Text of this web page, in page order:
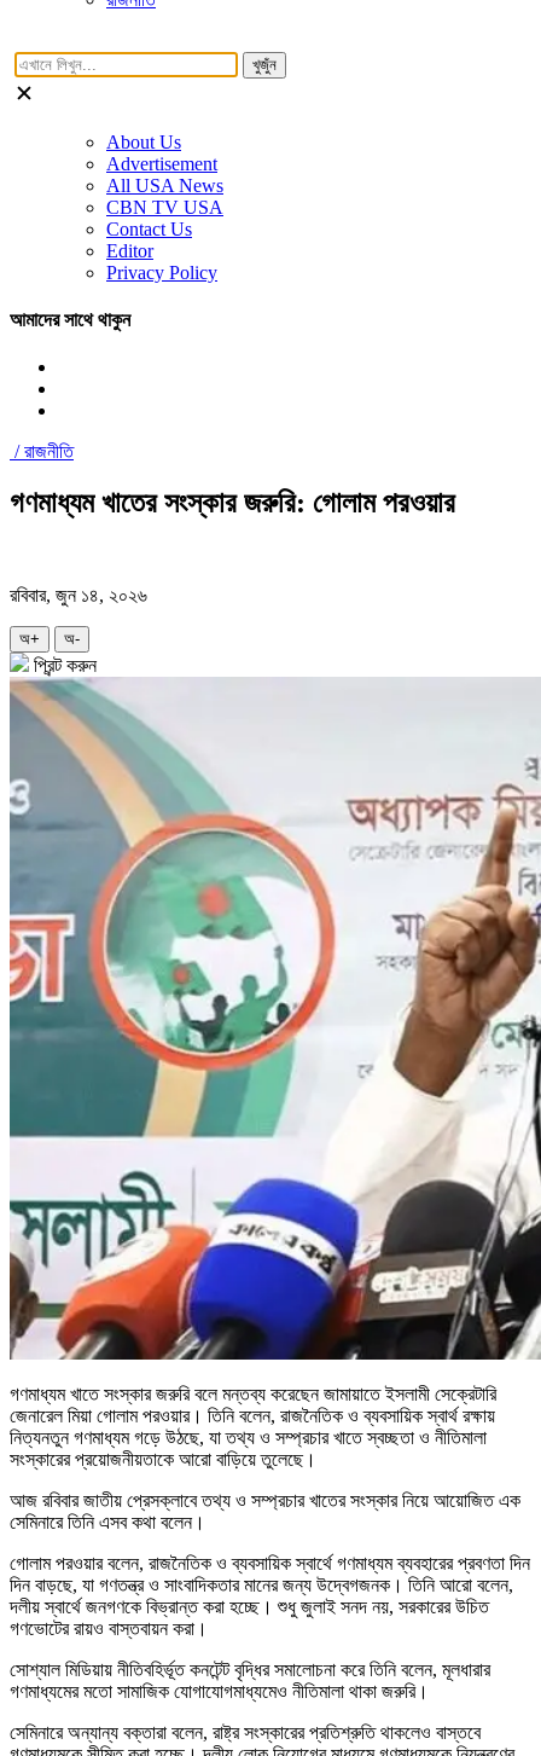
খুজুঁন
About Us
Advertisement
All USA News
CBN TV USA
Contact Us
Editor
Privacy Policy
আমাদের সাথে থাকুন
/রাজনীতি
গণমাধ্যম খাতের সংস্কার জরুরি: গোলাম পরওয়ার
রবিবার, জুন ১৪, ২০২৬
অ+ অ-
প্রিন্ট করুন
গণমাধ্যম খাতে সংস্কার জরুরি বলে মন্তব্য করেছেন জামায়াতে ইসলামী সেক্রেটারি
জেনারেল মিয়া গোলাম পরওয়ার। তিনি বলেন, রাজনৈতিক ও ব্যবসায়িক স্বার্থ রক্ষায়
নিত্যনতুন গণমাধ্যম গড়ে উঠছে, যা তথ্য ও সম্প্রচার খাতে স্বচ্ছতা ও নীতিমালা
সংস্কারের প্রয়োজনীয়তাকে আরো বাড়িয়ে তুলেছে।
আজ রবিবার জাতীয় প্রেসক্লাবে তথ্য ও সম্প্রচার খাতের সংস্কার নিয়ে আয়োজিত এক
সেমিনারে তিনি এসব কথা বলেন।
গোলাম পরওয়ার বলেন, রাজনৈতিক ও ব্যবসায়িক স্বার্থে গণমাধ্যম ব্যবহারের প্রবণতা দিন
দিন বাড়ছে, যা গণতন্ত্র ও সাংবাদিকতার মানের জন্য উদ্বেগজনক। তিনি আরো বলেন,
দলীয় স্বার্থে জনগণকে বিভ্রান্ত করা হচ্ছে। শুধু জুলাই সনদ নয়, সরকারের উচিত
গণভোটের রায়ও বাস্তবায়ন করা।
সোশ্যাল মিডিয়ায় নীতিবহির্ভূত কনটেন্ট বৃদ্ধির সমালোচনা করে তিনি বলেন, মূলধারার
গণমাধ্যমের মতো সামাজিক যোগাযোগমাধ্যমেও নীতিমালা থাকা জরুরি।
সেমিনারে অন্যান্য বক্তারা বলেন, রাষ্ট্র সংস্কারের প্রতিশ্রুতি থাকলেও বাস্তবে